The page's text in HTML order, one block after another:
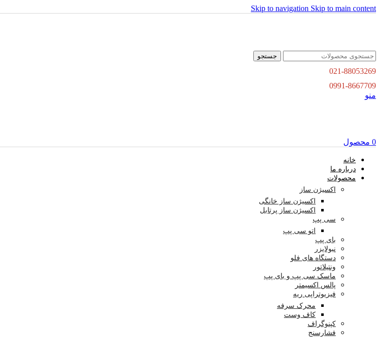
Skip to navigation Skip to main content
جستجو
021-88053269
0991-8667709
منو
0 محصول
خانه
درباره ما
محصولات
اکسیژن ساز
اکسیژن ساز خانگی
اکسیژن ساز پرتابل
سی پپ
اتو سی پپ
بای پپ
نبولایزر
دستگاه های فلو
ونتیلاتور
ماسک سی پپ و بای پپ
پالس اکسیمتر
فیزیوتراپی ریه
محرک سرفه
کاف وست
کپنوگراف
فشارسنج